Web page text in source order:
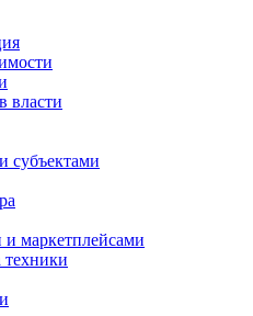
власти
субъектами
маркетплейсами